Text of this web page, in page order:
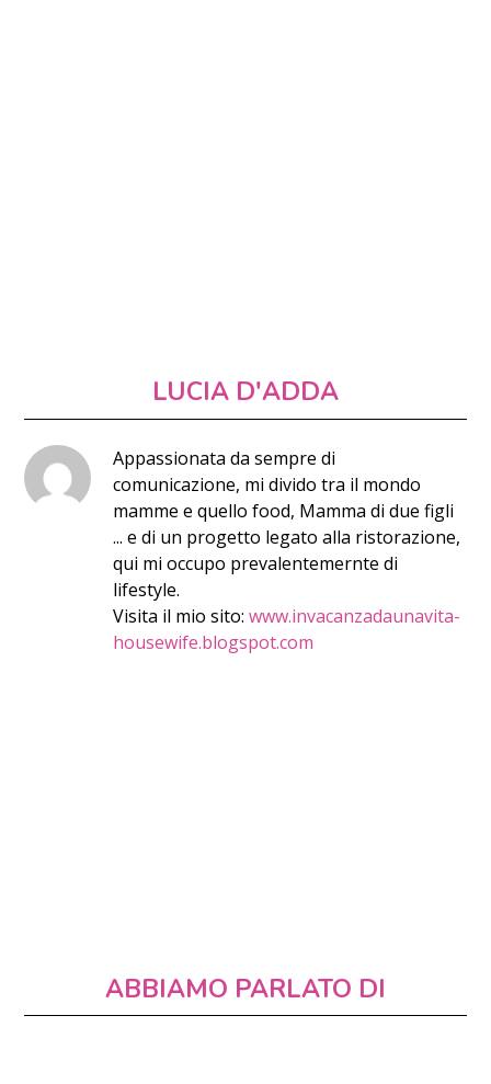
LUCIA D'ADDA
Appassionata da sempre di
comunicazione, mi divido tra il mondo
mamme e quello food, Mamma di due figli
... e di un progetto legato alla ristorazione,
qui mi occupo prevalentemernte di
lifestyle.
Visita il mio sito:www.invacanzadaunavita-
housewife.blogspot.com
ABBIAMO PARLATO DI